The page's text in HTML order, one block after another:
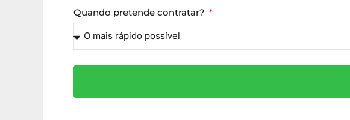
Quando pretende contratar?